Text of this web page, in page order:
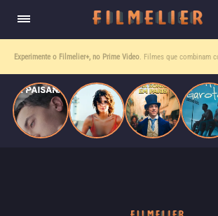
Experimente o Filmelier+, no Prime Video . Filmes que
quando se apaixona por um de seus